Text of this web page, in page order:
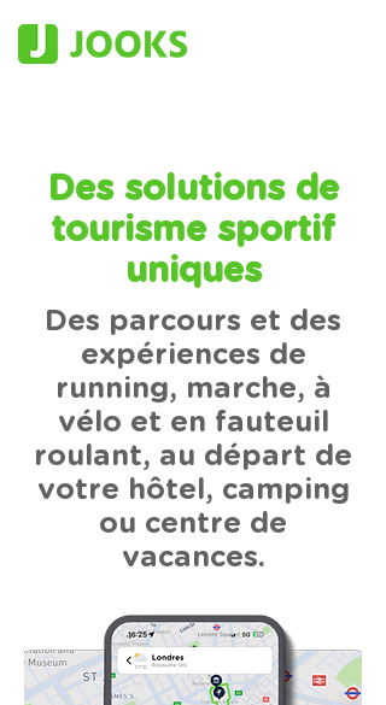
Des solutions de
tourisme sportif
uniques
Des parcours et des
expériences de
running, marche, à
vélo et en fauteuil
roulant, au départ de
votre hôtel, camping
ou centre de
vacances.